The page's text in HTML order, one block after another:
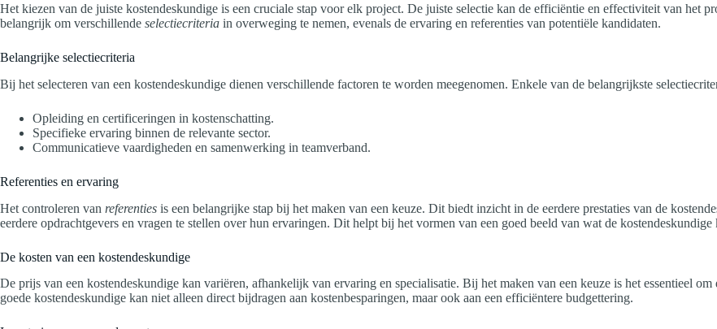
Het kiezen van de juiste kostendeskundige is een cruciale stap voor elk project. De juiste selectie kan de efficiëntie en effectiviteit van het
belangrijk om verschillende selectiecriteria in overweging te nemen, evenals de ervaring en referenties van potentiële kandidaten.
Belangrijke selectiecriteria
Bij het selecteren van een kostendeskundige dienen verschillende factoren te worden meegenomen. Enkele van de belangrijkste
Opleiding en certificeringen in kostenschatting.
Specifieke ervaring binnen de relevante sector.
Communicatieve vaardigheden en samenwerking in teamverband.
Referenties en ervaring
Het controleren van referenties is een belangrijke stap bij het maken van een keuze. Dit biedt inzicht in de eerdere prestaties van de
eerdere opdrachtgevers en vragen te stellen over hun ervaringen. Dit helpt bij het vormen van een goed beeld van wat de
De kosten van een kostendeskundige
De prijs van een kostendeskundige kan variëren, afhankelijk van ervaring en specialisatie. Bij het maken van een keuze is het essentieel
goede kostendeskundige kan niet alleen direct bijdragen aan kostenbesparingen, maar ook aan een efficiëntere budgettering.